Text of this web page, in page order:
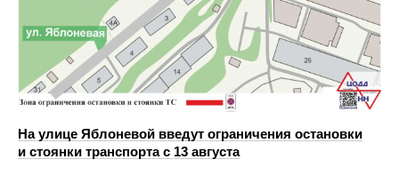
На улице Яблоневой введут ограничения остановки
и стоянки транспорта с 13 августа